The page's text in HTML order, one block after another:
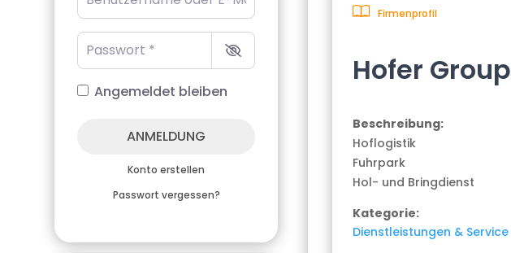
Passwort
Angemeldet bleiben
ANMELDUNG
Konto erstellen
Passwort vergessen?
Firmenprofil
Hofer Group
Beschreibung:
Hoflogistik
Fuhrpark
Hol- und Bringdienst
Kategorie:
Dienstleistungen & Service